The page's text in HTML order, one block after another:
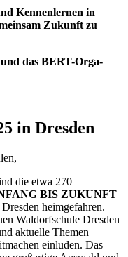
Kennenlernen in
Zukunft zu
das BERT-Orga-
in Dresden
die etwa 270
BIS ZUKUNFT
Dresden heimgefahren.
Waldorfschule Dresden
aktuelle Themen
einluden. Das